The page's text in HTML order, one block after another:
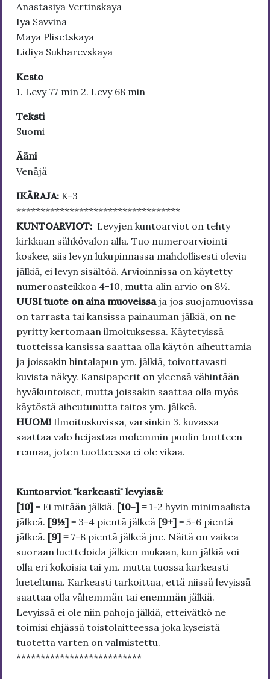
Anastasiya Vertinskaya
Iya Savvina
Maya Plisetskaya
Lidiya Sukharevskaya
Kesto
1. Levy 77 min 2. Levy 68 min
Teksti
Suomi
Ääni
Venäjä
IKÄRAJA: K-3
**********************************
KUNTOARVIOT: Levyjen kuntoarviot on tehty
kirkkaan sähkövalon alla. Tuo numeroarviointi
koskee, siis levyn lukupinnassa mahdollisesti olevia
jälkiä, ei levyn sisältöä. Arvioinnissa on käytetty
numeroasteikkoa 4-10, mutta alin arvio on 8½.
UUSI tuote on aina muoveissa ja jos suojamuovissa
on tarrasta tai kansissa painauman jälkiä, on ne
pyritty kertomaan ilmoituksessa. Käytetyissä
tuotteissa kansissa saattaa olla käytön aiheuttamia
ja joissakin hintalapun ym. jälkiä, toivottavasti
kuvista näkyy. Kansipaperit on yleensä vähintään
hyväkuntoiset, mutta joissakin saattaa olla myös
käytöstä aiheutunutta taitos ym. jälkeä.
HUOM! Ilmoituskuvissa, varsinkin 3. kuvassa
saattaa valo heijastaa molemmin puolin tuotteen
reunaa, joten tuotteessa ei ole vikaa.
Kuntoarviot "karkeasti" levyissä:
[10] = Ei mitään jälkiä. [10-] = 1-2 hyvin minimaalista
jälkeä. [9½] = 3-4 pientä jälkeä [9+] = 5-6 pientä
jälkeä. [9] = 7-8 pientä jälkeä jne. Näitä on vaikea
suoraan luetteloida jälkien mukaan, kun jälkiä voi
olla eri kokoisia tai ym. mutta tuossa karkeasti
lueteltuna. Karkeasti tarkoittaa, että niissä levyissä
saattaa olla vähemmän tai enemmän jälkiä.
Levyissä ei ole niin pahoja jälkiä, etteivätkö ne
toimisi ehjässä toistolaitteessa joka kyseistä
tuotetta varten on valmistettu.
**************************